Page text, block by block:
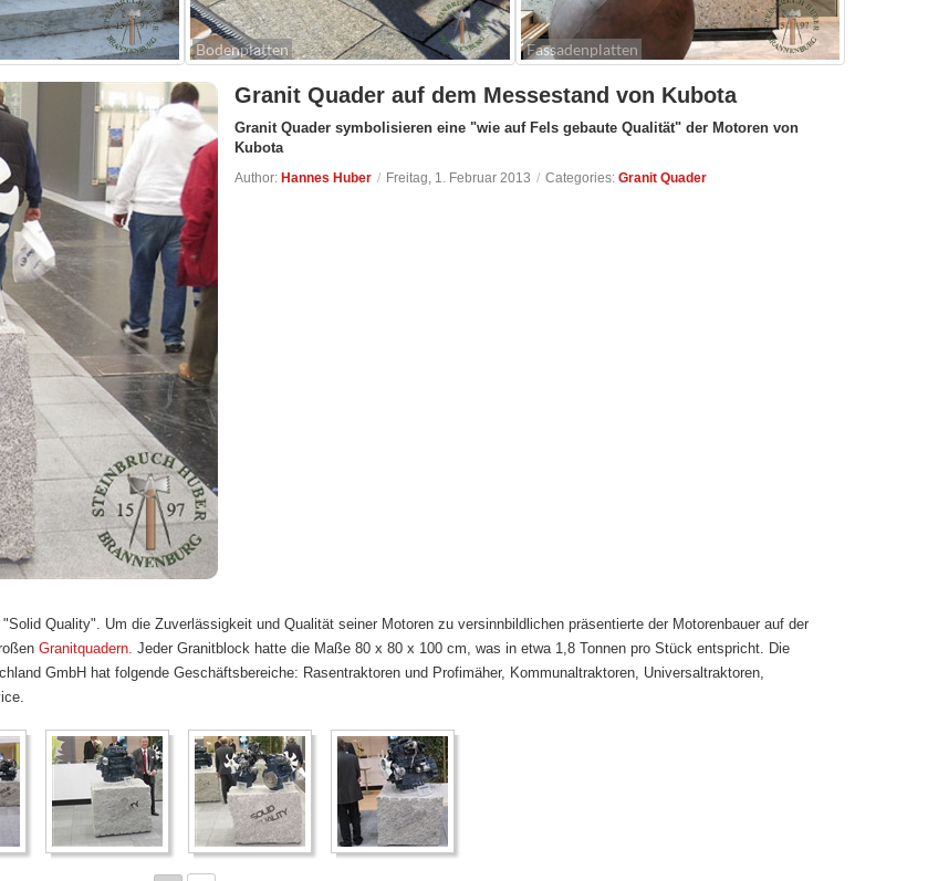
Bodenplatten Fassadenplatten
Granit Quader auf dem Messestand von Kubota
Granit Quader symbolisieren eine "wie auf Fels gebaute Qualität" der Motoren von
Kubota
Author: Hannes Huber / Freitag, 1. Februar 2013 / Categories: Granit Quader
Quality". Um die Zuverlässigkeit und Qualität seiner Motoren zu versinnbildlichen präsentierte der Motorenbauer auf der
Granitquadern. Jeder Granitblock hatte die Maße 80 x 80 x 100 cm, was in etwa 1,8 Tonnen pro Stück entspricht. Die
GmbH hat folgende Geschäftsbereiche: Rasentraktoren und Profimäher, Kommunaltraktoren, Universaltraktoren,